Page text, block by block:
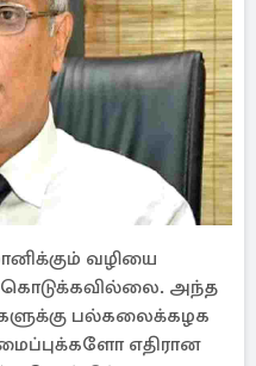
வழியை
கொடுக்கவில்லை. அந்த
பல்கலைக்கழக
எதிரான